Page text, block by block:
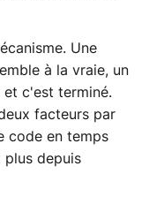
Une
à la vraie, un
c'est terminé.
facteurs par
code en temps
plus depuis